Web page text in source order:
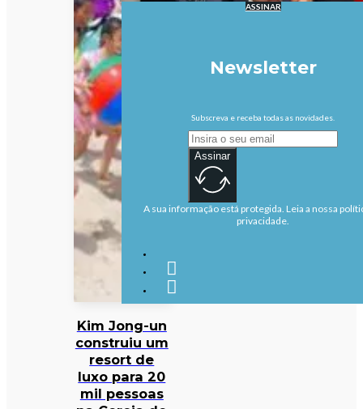
Kim Jong-un
construiu um
resort de
luxo para 20
mil pessoas
ASSINAR
Newsletter
Subscreva e receba todas as novidades.
Assinar
A sua informação está protegida. Leia a nossa
privacidade.